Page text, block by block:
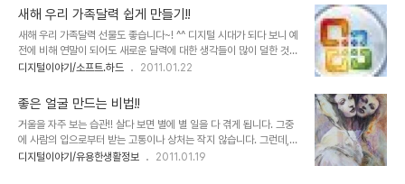
분들도 몰라서 그..
게 되고 싶다는 생각도 컸던 것 같습니다. 그러나 또 한편으론 부족하
지만, 일반적 수준 보다는 디지털 적인 면이 없지도 않다는 것에 스스
로 만족하고, 그렇게 생각하기 때문이기도 합니다. 그리고 궁극적으로
는 디지털을 근간으로 하는 공유와 나눔에 대한 생각을 전파하고자 하
는 의미가 그 모든 바탕에 있기도 합니다. 본 포스트는 그 디지털리스
디지털을 바라보는 저의 관점을..
새해 우리 가족달력 쉽게 만들기!!
새해 우리 가족달력 선물도 좋습니다~! ^^ 디지털 시대가 되다 보니 예
전에 비해 연말이 되어도 새로운 달력에 대한 생각들이 많이 덜한 것은
사실입니다. 하지만, 노무현 대통령 기념 달력이라던지, 무한도전 등
는 적지 않아 보입니다. 또한 예전과는 다르게 나만의 달력이랄까요?
색다른 멋과 재미를 가지고 새해 달력을 만들고자 하는 마음들은 과거
보다 더하지 않나 생각됩니다. 그래서 요즘은 달력도 맞춤형으로 제작
해주는 곳들이 많이 있지요. 하지만 이렇게 별도의 돈을 들이는 것 말
고 직접 달력을 만들어 가족 친지들에게 작은 선물로 나누어 주는 것도
디지털이야기/소프트.하드 2011.01.22
좋은 얼굴 만드는 비법!!
거울을 자주 보는 습관!! 살다 보면 별에 별 일을 다 겪게 됩니다. 그중
에 사람의 입으로부터 받는 고통이나 상처는 작지 않습니다. 그런데,
돌이켜 보면 나도 모르는 사이 내가 받았던 그 좋지 않은 행위들을 다
디지털이야기/유용한생활정보 2011.01.19